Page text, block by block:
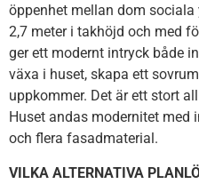
öppenhet mellan dom
2,7 meter i takhöjd och med
ger ett modernt intryck både
växa i huset, skapa ett
uppkommer. Det är ett stort
Huset andas modernitet med
och flera fasadmaterial.
VILKA ALTERNATIVA